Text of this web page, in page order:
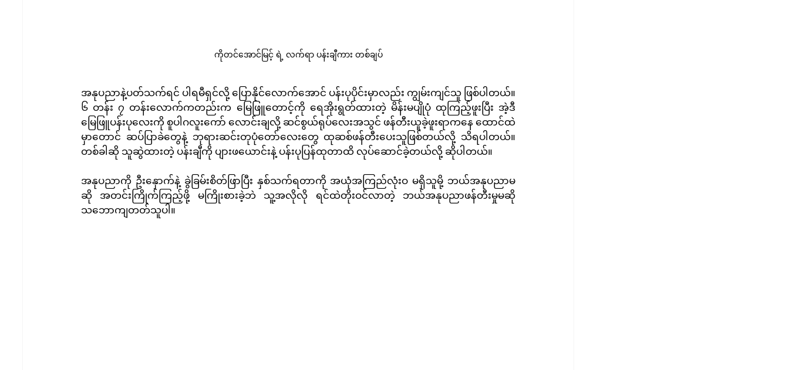
ကိုတင်အောင်မြင့် ရဲ့ လက်ရာ ပန်းချီကား တစ်ချပ်
အနုပညာနဲ့ပတ်သက်ရင် ပါရမီရှင်လို့ ပြောနိုင်လောက်အောင် ပန်းပုပိုင်းမှာလည်း ကျွမ်းကျင်သူ ဖြစ်ပါတယ်။
၆ တန်း ၇ တန်းလောက်ကတည်းက မြေဖြူတောင့်ကို ရေအိုးရွတ်ထားတဲ့ မိန်းမပျိုပုံ ထုကြည့်ဖူးပြီး အဲ့ဒီ
မြေဖြူပန်းပုလေးကို စူပါဂလူးကော် လောင်းချလို့ ဆင်စွယ်ရုပ်လေးအသွင် ဖန်တီးယူခဲ့ဖူးရာကနေ ထောင်ထဲ
မှာတောင် ဆပ်ပြာခဲတွေနဲ့ ဘုရားဆင်းတုပုံတော်လေးတွေ ထုဆစ်ဖန်တီးပေးသူဖြစ်တယ်လို့ သိရပါတယ်။
တစ်ခါဆို သူဆွဲထားတဲ့ ပန်းချီကို ပျားဖယောင်းနဲ့ ပန်းပုပြန်ထုတာထိ လုပ်ဆောင်ခဲ့တယ်လို့ ဆိုပါတယ်။
အနုပညာကို ဦးနှောက်နဲ့ ခွဲခြမ်းစိတ်ဖြာပြီး နှစ်သက်ရတာကို အယုံအကြည်လုံးဝ မရှိသူမို့ ဘယ်အနုပညာမ
ဆို အတင်းကြိုက်ကြည့်ဖို့ မကြိုးစားခဲ့ဘဲ သူ့အလိုလို ရင်ထဲတိုးဝင်လာတဲ့ ဘယ်အနုပညာဖန်တီးမှုမဆို
သဘောကျတတ်သူပါ။